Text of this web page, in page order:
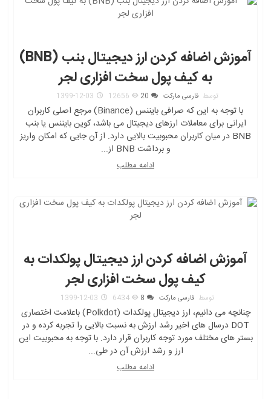
آموزش اضافه کردن ارز دیجیتال بنب (BNB)
به کیف پول سخت افزاری لجر
توسط فارسی مارکت 20
12656
1399-12-03
با توجه به این که صرافی بایننس (Binance) مرجع اصلی کاربران
ایرانی برای معاملات ارزهای دیجیتال می باشد، کوین بایننس یا بنب
BNB در میان کاربران محبوبیت بالایی دارد. از آن جایی که امکان واریز
و برداشت BNB از...
ادامه مطلب
آموزش اضافه کردن ارز دیجیتال پولکدات به
کیف پول سخت افزاری لجر
توسط فارسی مارکت 8
6434
1399-12-03
چنانچه می دانیم، ارز دیجیتال پولکدات (Polkdot) باعلامت اختصاری
DOT درسال های اخیر رشد ارزش به نسبت بالایی را تجربه کرده و در
بستر های مختلف مورد توجه کاربران قرار دارد. با توجه به محبوبیت این
ارز و رشد ارزش آن در طی...
ادامه مطلب